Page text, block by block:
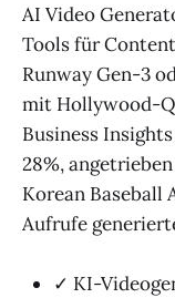
AI Video
Tools für
Runway Gen-3
mit Hollywood-
Business
28%,
Korean Baseball
Aufrufe
✓ KI-